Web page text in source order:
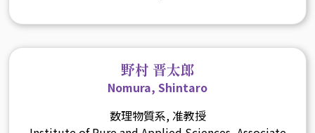
野村 晋太郎
Nomura, Shintaro
数理物質系, 准教授